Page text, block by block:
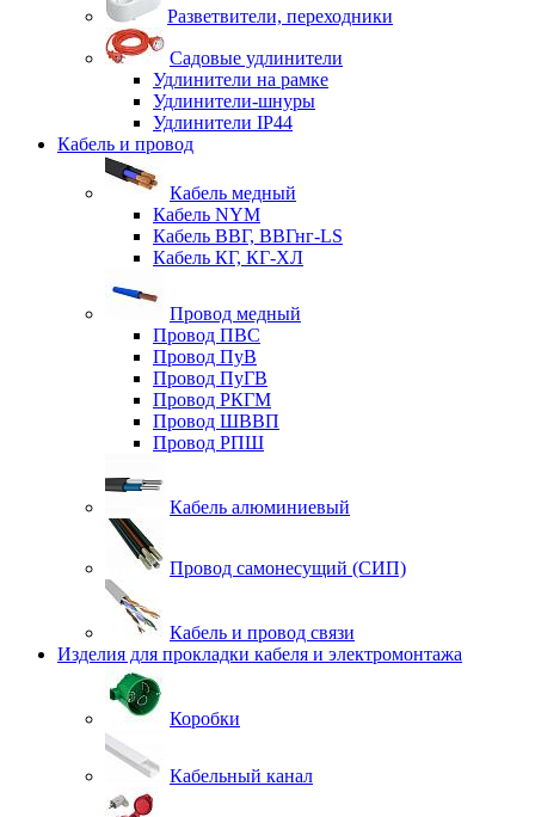
Разветвители, переходники
Садовые удлинители
Удлинители на рамке
Удлинители-шнуры
Удлинители IP44
Кабель и провод
Кабель медный
Кабель NYM
Кабель ВВГ, ВВГнг-LS
Кабель КГ, КГ-ХЛ
Провод медный
Провод ПВС
Провод ПуВ
Провод ПуГВ
Провод РКГМ
Провод ШВВП
Провод РПШ
Кабель алюминиевый
Провод самонесущий (СИП)
Кабель и провод связи
Изделия для прокладки кабеля и электромонтажа
Коробки
Кабельный канал